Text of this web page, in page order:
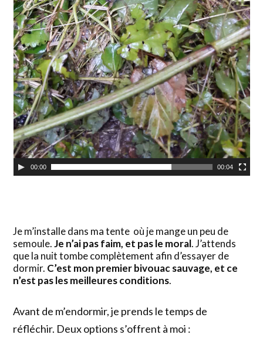
00:00 00:04
Je m’installe dans ma tente où je mange un peu de
semoule.Je n’ai pas faim, et pas le moral. J’attends
que la nuit tombe complètement afin d’essayer de
dormir. C’est mon premier bivouac sauvage, et ce
n’est pas les meilleures conditions.
Avant de m’endormir, je prends le temps de
réfléchir. Deux options s’offrent à moi :